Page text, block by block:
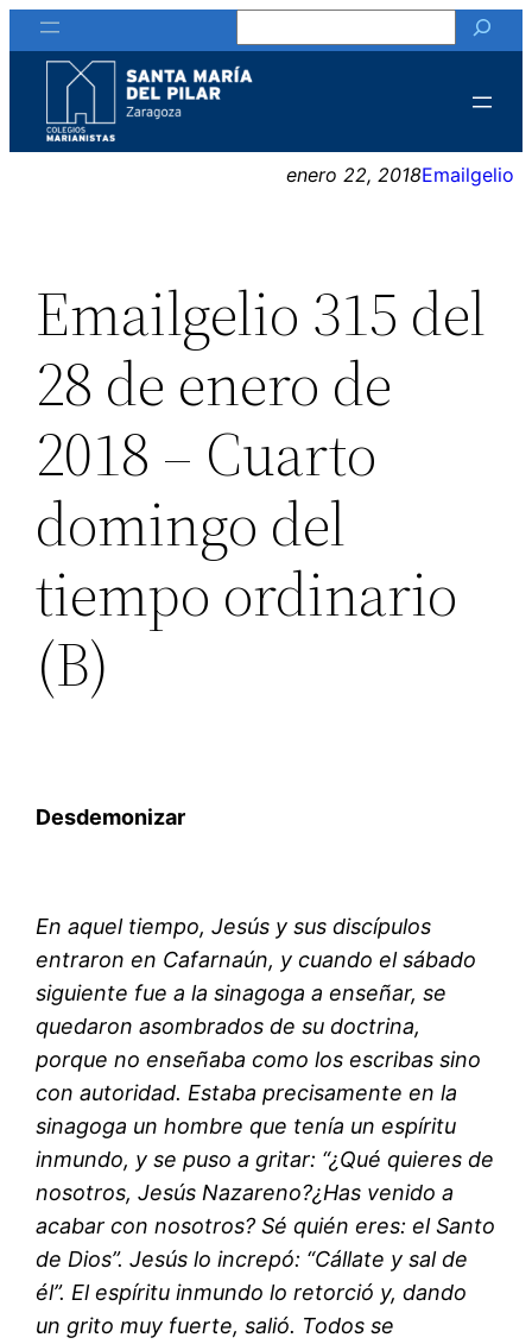
Saltar
al
contenido
enero 22, 2018Emailgelio
Emailgelio 315 del
28 de enero de
2018 – Cuarto
domingo del
tiempo ordinario
(B)
Desdemonizar
En aquel tiempo, Jesús y sus discípulos
entraron en Cafarnaún, y cuando el sábado
siguiente fue a la sinagoga a enseñar, se
quedaron asombrados de su doctrina,
porque no enseñaba como los escribas sino
con autoridad. Estaba precisamente en la
sinagoga un hombre que tenía un espíritu
inmundo, y se puso a gritar: “¿Qué quieres de
nosotros, Jesús Nazareno?¿Has venido a
acabar con nosotros? Sé quién eres: el Santo
de Dios”. Jesús lo increpó: “Cállate y sal de
él”. El espíritu inmundo lo retorció y, dando
un grito muy fuerte, salió. Todos se